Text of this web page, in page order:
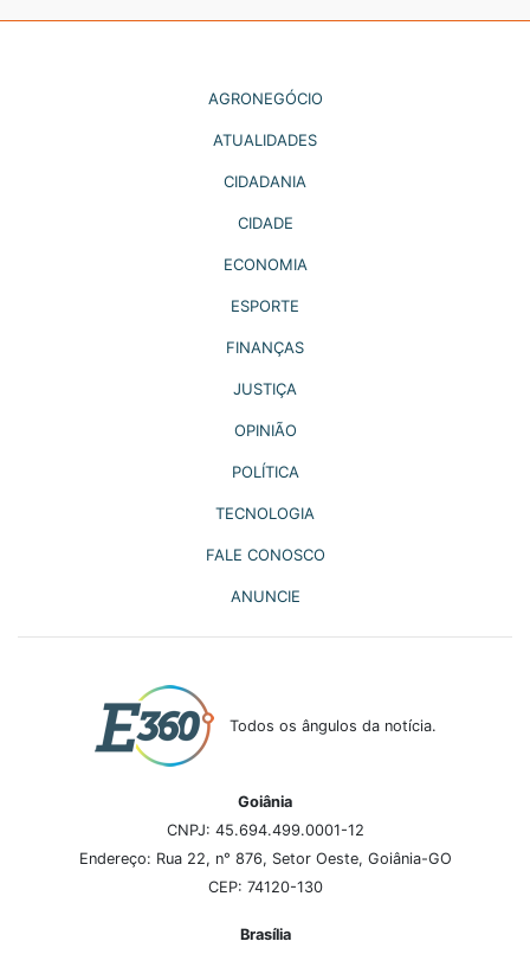
AGRONEGÓCIO
ATUALIDADES
CIDADANIA
CIDADE
ECONOMIA
ESPORTE
FINANÇAS
JUSTIÇA
OPINIÃO
POLÍTICA
TECNOLOGIA
FALE CONOSCO
ANUNCIE
Todos os ângulos da notícia.
Goiânia
CNPJ: 45.694.499.0001-12
Endereço: Rua 22, n° 876, Setor Oeste, Goiânia-GO
CEP: 74120-130
Brasília